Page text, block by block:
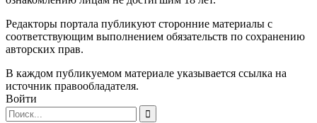
Редакторы портала публикуют сторонние материалы с
соответствующим выполнением обязательств по сохранению
авторских прав.
В каждом публикуемом материале указывается ссылка на
источник правообладателя.
Войти